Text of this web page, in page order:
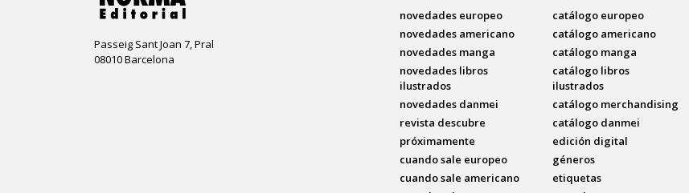
Passeig Sant Joan 7, Pral
08010 Barcelona
novedades europeo
novedades americano
novedades manga
novedades libros
ilustrados
novedades danmei
revista descubre
próximamente
cuando sale europeo
cuando sale americano
catálogo europeo
catálogo americano
catálogo manga
catálogo libros
ilustrados
catálogo merchandising
catálogo danmei
edición digital
géneros
etiquetas